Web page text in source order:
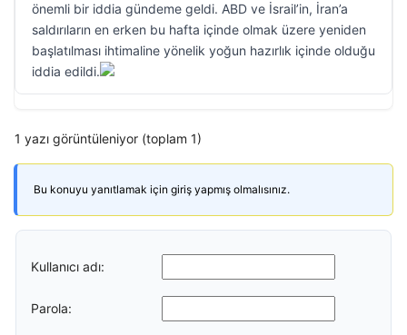
önemli bir iddia gündeme geldi. ABD ve İsrail’in, İran’a
saldırıların en erken bu hafta içinde olmak üzere yeniden
başlatılması ihtimaline yönelik yoğun hazırlık içinde olduğu
iddia edildi.
1 yazı görüntüleniyor (toplam 1)
Bu konuyu yanıtlamak için giriş yapmış olmalısınız.
Kullanıcı adı:
Parola: